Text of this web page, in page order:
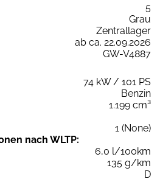
5
Grau
Zentrallager
ab ca. 22.09.2026
GW-V4887
74 kW / 101 PS
Benzin
1.199 cm³
1 (None)
nach WLTP:
6,0 l/100km
135 g/km
D